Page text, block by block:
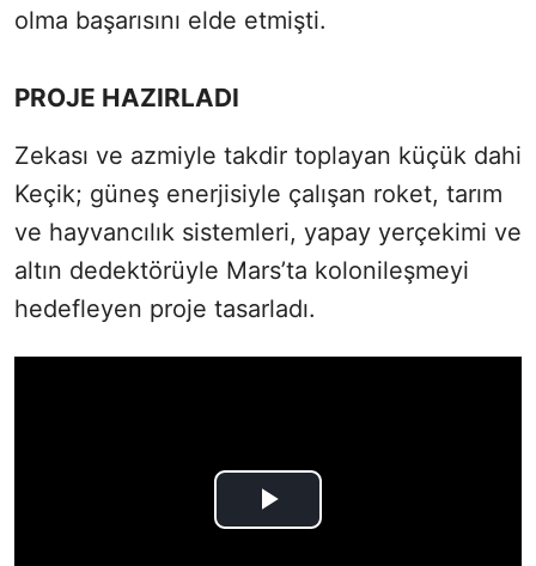
olma başarısını elde etmişti.
PROJE HAZIRLADI
Zekası ve azmiyle takdir toplayan küçük dahi
Keçik; güneş enerjisiyle çalışan roket, tarım
ve hayvancılık sistemleri, yapay yerçekimi ve
altın dedektörüyle Mars’ta kolonileşmeyi
hedefleyen proje tasarladı.